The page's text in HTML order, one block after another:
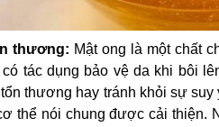
thương: Mật ong là một chất
tác dụng bảo vệ da khi bôi
thương hay tránh khỏi sự
thể nói chung được cải thiện.